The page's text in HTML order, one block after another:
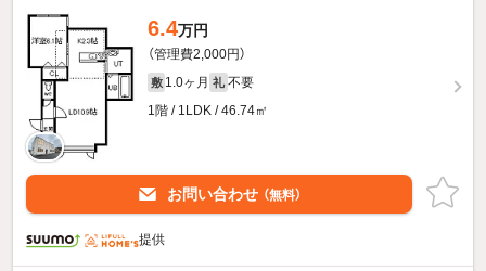
6.4万円
（管理費2,000円）
敷 1.0ヶ月 礼 不要
1階 / 1LDK / 46.74㎡
お問い合わせ （無料）
提供